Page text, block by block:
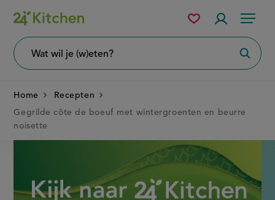
Overslaan
en
naar
Menu
wil
Mijn
bewaarde
Home
Recepten
Gegrilde côte de boeuf met wintergroenten en beurre
noisette